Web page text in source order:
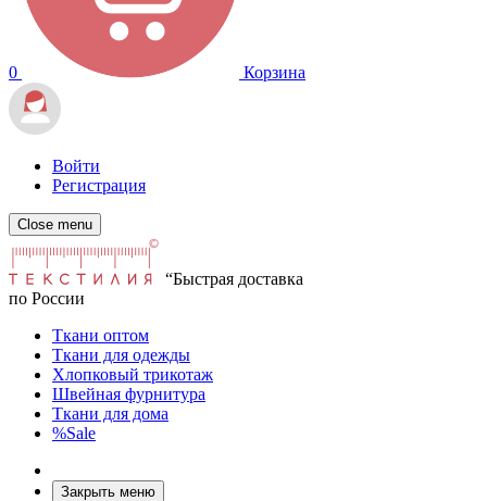
0 Корзина
Войти
Регистрация
Close menu
“Быстрая доставка
по России
Ткани оптом
Ткани для одежды
Хлопковый трикотаж
Швейная фурнитура
Ткани для дома
%Sale
Закрыть меню